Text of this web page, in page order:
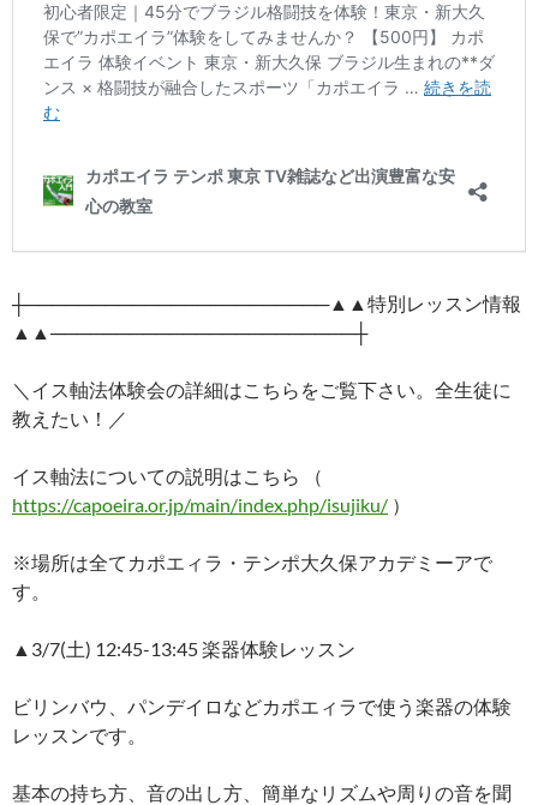
┼───────────────────────▲▲特別レッスン情報
▲▲───────────────────────┼
＼イス軸法体験会の詳細はこちらをご覧下さい。全生徒に
教えたい！／
イス軸法についての説明はこちら （
https://capoeira.or.jp/main/index.php/isujiku/ ）
※場所は全てカポエィラ・テンポ大久保アカデミーアで
す。
▲3/7(土) 12:45-13:45 楽器体験レッスン
ビリンバウ、パンデイロなどカポエィラで使う楽器の体験
レッスンです。
基本の持ち方、音の出し方、簡単なリズムや周りの音を聞